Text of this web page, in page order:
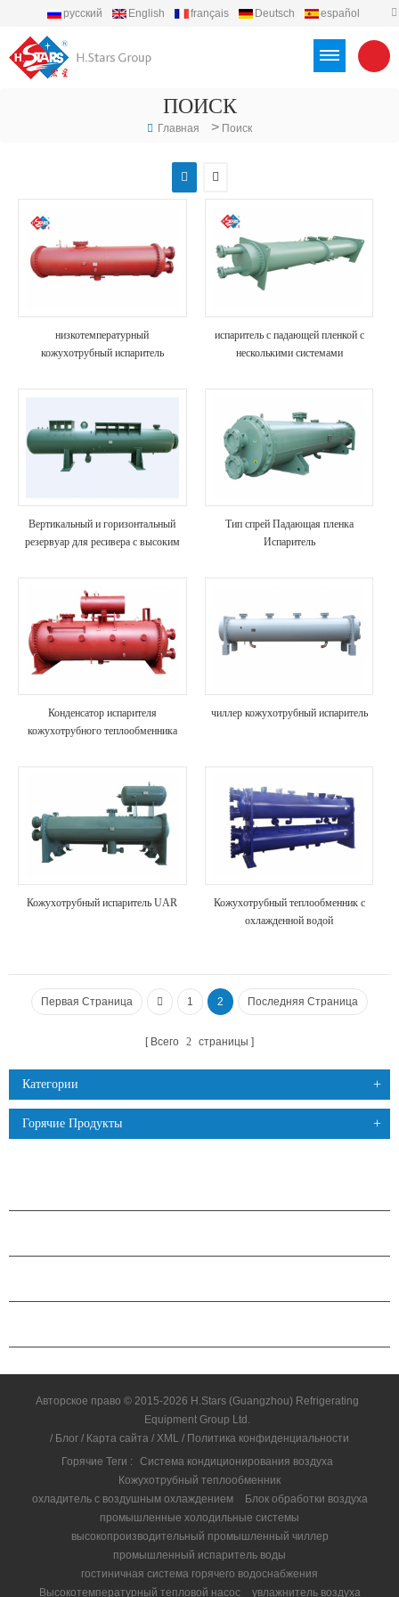
русский English français Deutsch
español
ПОИСК
Главная > Поиск
низкотемпературный
кожухотрубный испаритель
испаритель с падающей пленкой с
несколькими системами
Вертикальный и горизонтальный
резервуар для ресивера с высоким
Тип спрей Падающая пленка
Испаритель
Конденсатор испарителя
кожухотрубного теплообменника
чиллер кожухотрубный испаритель
Кожухотрубный испаритель UAR
Кожухотрубный теплообменник с
охлажденной водой
Первая Страница 1 2 Последняя Страница
Всего 2 страницы
Категории
Горячие Продукты
Авторское право © 2015-2026 H.Stars (Guangzhou) Refrigerating
Equipment Group Ltd.
/ Блог / Карта сайта / XML / Политика конфиденциальности
Горячие Теги :
Система кондиционирования воздуха
Кожухотрубный теплообменник
охладитель с воздушным охлаждением
Блок обработки воздуха
промышленные холодильные системы
высокопроизводительный промышленный чиллер
промышленный испаритель воды
гостиничная система горячего водоснабжения
Высокотемпературный тепловой насос
увлажнитель воздуха